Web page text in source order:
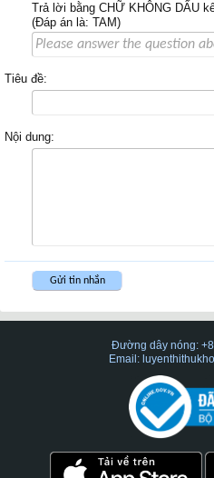
Trả lời bằng CHỮ KHÔNG DẤU
(Đáp án là: TAM)
Tiêu đề:
Nội dung:
Đường dây nóng:
Email: